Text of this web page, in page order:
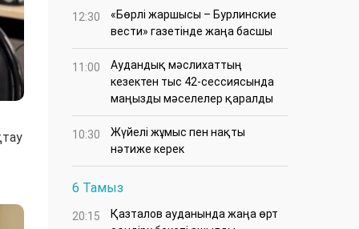
12:30
«Бөрлі жаршысы – Бурлинские
вести» газетінде жаңа басшы
11:00
Аудандық мәслихаттың
кезектен тыс 42-сессиясында
маңызды мәселелер қаралды
10:30
Жүйелі жұмыс пен нақты
нәтиже керек
6 Тамыз
20:15
Қазталов ауданында жаңа өрт